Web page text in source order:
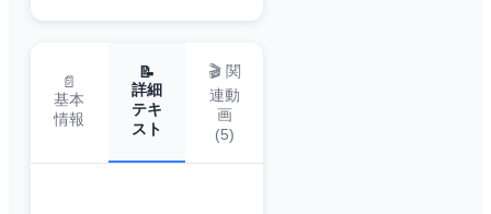
📄
基本
情報
📝
詳細
テキ
スト
🎬 関
連動
画
(5)